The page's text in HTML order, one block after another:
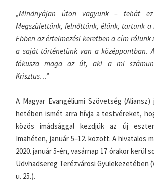
„Mindnyájan úton vagyunk – tehát
Megszülettünk, felnőttünk, élünk, tartunk a
Ebben az értelmezési keretben a cím rólunk
a saját történetünk van a középpontban.
fókusza maga az út, aki a mi
Krisztus…”
A Magyar Evangéliumi Szövetség
hetében ismét arra hívja a testvéreket,
közös imádsággal kezdjük az új
Imahéten, január 5–12. között. A hivatalos
2020. január 5-én, vasárnap 17 órakor kerül
Üdvhadsereg Terézvárosi Gyülekezetében
u. 25.).